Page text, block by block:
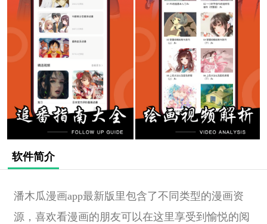
软件简介
潘木瓜漫画app最新版里包含了不同类型的漫画资
源，喜欢看漫画的朋友可以在这里享受到愉悦的阅